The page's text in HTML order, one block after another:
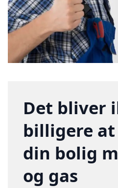
Det bliver
billigere
din bolig
og gas